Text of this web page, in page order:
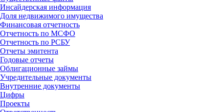
Инсайдерская информация
Доля недвижимого имущества
Финансовая отчетность
Отчетность по МСФО
Отчетность по РСБУ
Отчеты эмитента
Годовые отчеты
Облигационные займы
Учредительные документы
Внутренние документы
Цифры
Проекты